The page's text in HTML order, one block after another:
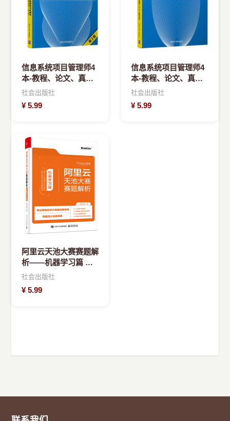
信息系统项目管理师4
本-教程、论文、真
题、案例(以标题为
社会出版社
¥ 5.99
信息系统项目管理师4
本-教程、论文、真
题、案例(以标题为
社会出版社
¥ 5.99
阿里云天池大赛赛题解
析——机器学习篇 算
法竞赛之利器(博文视
社会出版社
¥ 5.99